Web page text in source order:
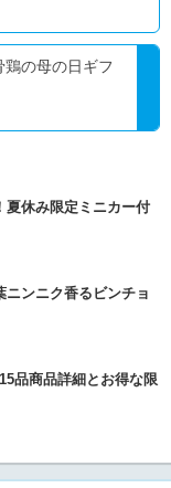
の母の日ギフ
休み限定ミニカー付
ンニク香るビンチョ
品商品詳細とお得な限